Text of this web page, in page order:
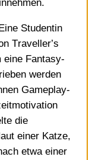
Studentin
Traveller’s
eine Fantasy-
werden
Gameplay-
die
einer Katze,
etwa einer